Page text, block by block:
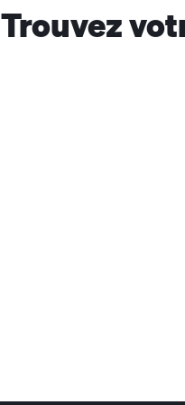
Trouvez